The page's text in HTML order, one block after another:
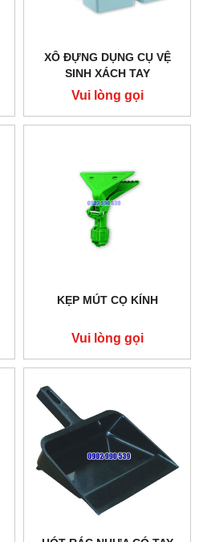
XÔ ĐỰNG DỤNG CỤ VỆ
SINH XÁCH TAY
Vui lòng gọi
KẸP MÚT CỌ KÍNH
Vui lòng gọi